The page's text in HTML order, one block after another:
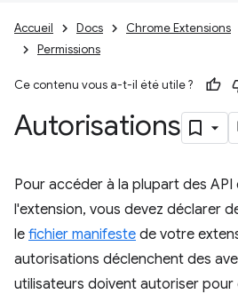
Accueil Docs Chrome Extensions
Permissions
Ce contenu vous a-t-il été utile ?
Autorisations
Pour accéder à la plupart des
l'extension, vous devez déclarer
le fichier manifeste de votre
autorisations déclenchent des
utilisateurs doivent autoriser pour